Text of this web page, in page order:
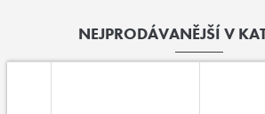
NEJPRODÁVANĚJŠÍ V